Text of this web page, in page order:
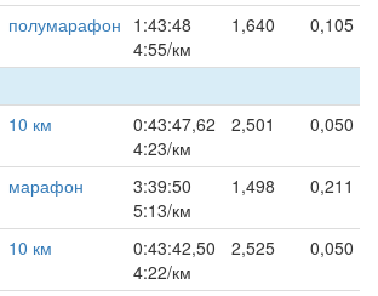
полумарафон 1:43:48
4:55/км
1,640 0,105
10 км
0:43:47,62
4:23/км
2,501 0,050
марафон
3:39:50
5:13/км
1,498 0,211
10 км
0:43:42,50
4:22/км
2,525 0,050